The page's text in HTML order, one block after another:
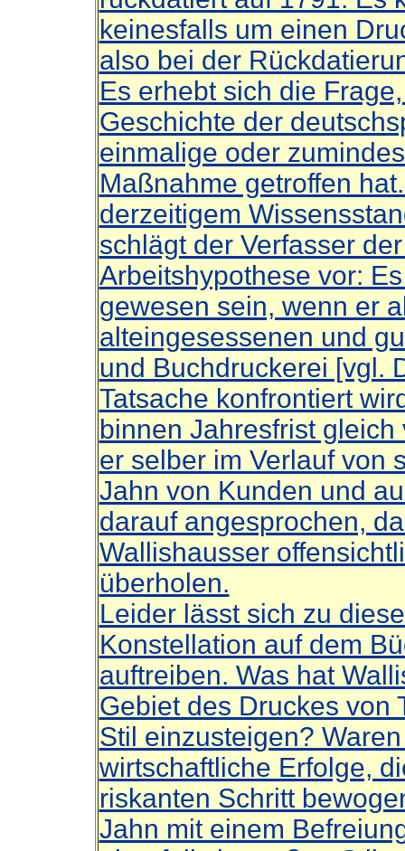
keinesfalls um einen
also bei der
Es erhebt sich die
Geschichte der
einmalige oder
Maßnahme getroffen
derzeitigem
schlägt der Verfasser
Arbeitshypothese vor:
gewesen sein, wenn er
alteingesessenen und
und Buchdruckerei [vgl.
Tatsache konfrontiert
binnen Jahresfrist
er selber im Verlauf von
Jahn von Kunden und
darauf angesprochen,
Wallishausser
überholen.
Leider lässt sich zu
Konstellation auf dem
auftreiben. Was hat
Gebiet des Druckes von
Stil einzusteigen?
wirtschaftliche Erfolge,
riskanten Schritt
Jahn mit einem